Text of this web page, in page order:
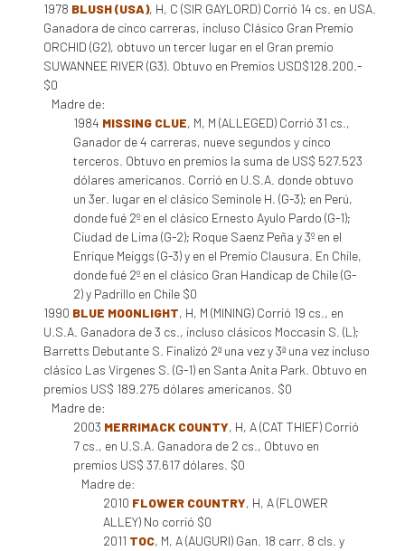
1978 BLUSH (USA), H, C (SIR GAYLORD) Corrió 14 cs. en USA.
Ganadora de cinco carreras, incluso Clásico Gran Premio
ORCHID (G2), obtuvo un tercer lugar en el Gran premio
SUWANNEE RIVER (G3). Obtuvo en Premios USD$128.200.-
$0
Madre de:
1984 MISSING CLUE, M, M (ALLEGED) Corrió 31 cs.,
Ganador de 4 carreras, nueve segundos y cinco
terceros. Obtuvo en premios la suma de US$ 527.523
dólares americanos. Corrió en U.S.A. donde obtuvo
un 3er. lugar en el clásico Seminole H. (G-3); en Perú,
donde fué 2º en el clásico Ernesto Ayulo Pardo (G-1);
Ciudad de Lima (G-2); Roque Saenz Peña y 3º en el
Enrique Meiggs (G-3) y en el Premio Clausura. En Chile,
donde fué 2º en el clásico Gran Handicap de Chile (G-
2) y Padrillo en Chile $0
1990 BLUE MOONLIGHT, H, M (MINING) Corrió 19 cs., en
U.S.A. Ganadora de 3 cs., incluso clásicos Moccasin S. (L);
Barretts Debutante S. Finalizó 2ª una vez y 3ª una vez incluso
clásico Las Vírgenes S. (G-1) en Santa Anita Park. Obtuvo en
premios US$ 189.275 dólares americanos. $0
Madre de:
2003 MERRIMACK COUNTY, H, A (CAT THIEF) Corrió
7 cs., en U.S.A. Ganadora de 2 cs., Obtuvo en
premios US$ 37.617 dólares. $0
Madre de:
2010 FLOWER COUNTRY, H, A (FLOWER
ALLEY) No corrió $0
2011 TOC, M, A (AUGURI) Gan. 18 carr. 8 cls. y